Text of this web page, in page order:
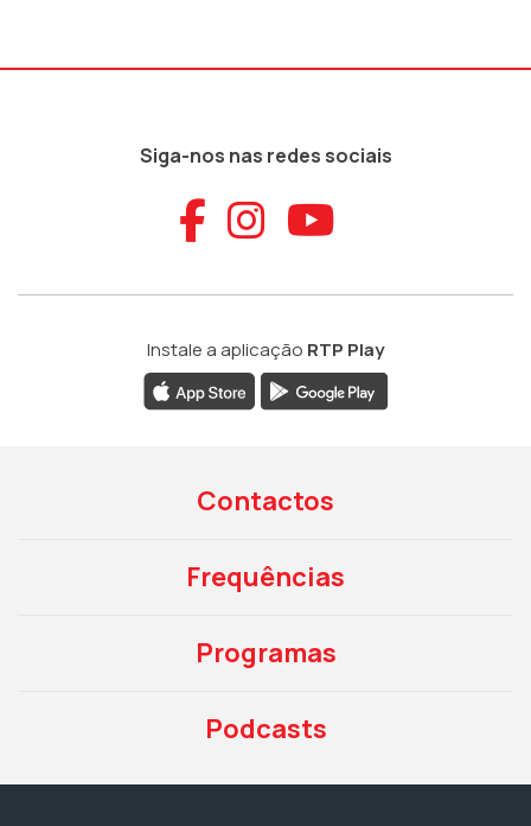
Siga-nos nas redes sociais
Aceder ao
Aceder ao
Aceder
Instale a aplicação RTP Play
Contactos
Frequências
Programas
Podcasts